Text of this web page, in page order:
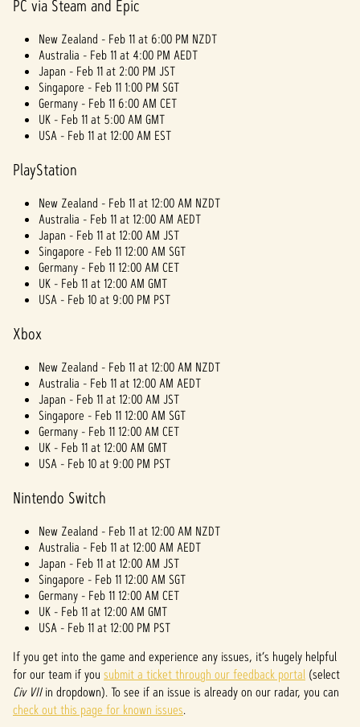
PC via Steam and Epic
New Zealand - Feb 11 at 6:00 PM NZDT
Australia - Feb 11 at 4:00 PM AEDT
Japan - Feb 11 at 2:00 PM JST
Singapore - Feb 11 1:00 PM SGT
Germany - Feb 11 6:00 AM CET
UK - Feb 11 at 5:00 AM GMT
USA - Feb 11 at 12:00 AM EST
PlayStation
New Zealand - Feb 11 at 12:00 AM NZDT
Australia - Feb 11 at 12:00 AM AEDT
Japan - Feb 11 at 12:00 AM JST
Singapore - Feb 11 12:00 AM SGT
Germany - Feb 11 12:00 AM CET
UK - Feb 11 at 12:00 AM GMT
USA - Feb 10 at 9:00 PM PST
Xbox
New Zealand - Feb 11 at 12:00 AM NZDT
Australia - Feb 11 at 12:00 AM AEDT
Japan - Feb 11 at 12:00 AM JST
Singapore - Feb 11 12:00 AM SGT
Germany - Feb 11 12:00 AM CET
UK - Feb 11 at 12:00 AM GMT
USA - Feb 10 at 9:00 PM PST
Nintendo Switch
New Zealand - Feb 11 at 12:00 AM NZDT
Australia - Feb 11 at 12:00 AM AEDT
Japan - Feb 11 at 12:00 AM JST
Singapore - Feb 11 12:00 AM SGT
Germany - Feb 11 12:00 AM CET
UK - Feb 11 at 12:00 AM GMT
USA - Feb 11 at 12:00 PM PST
If you get into the game and experience any issues, it’s hugely helpful
for our team if you submit a ticket through our feedback portal (select
Civ VIIin dropdown). To see if an issue is already on our radar, you can
check out this page for known issues.